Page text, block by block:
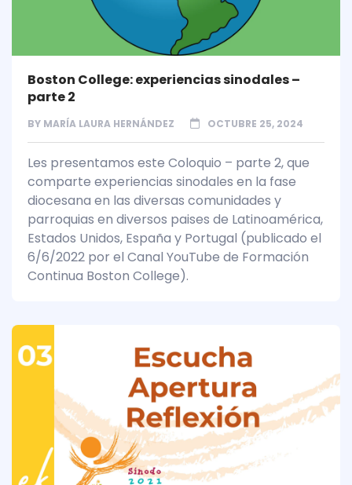
Boston College: experiencias sinodales –
parte 2
BY MARÍA LAURA HERNÁNDEZ OCTUBRE 25, 2024
Les presentamos este Coloquio – parte 2, que
comparte experiencias sinodales en la fase
diocesana en las diversas comunidades y
parroquias en diversos paises de Latinoamérica,
Estados Unidos, España y Portugal (publicado el
6/6/2022 por el Canal YouTube de Formación
Continua Boston College).